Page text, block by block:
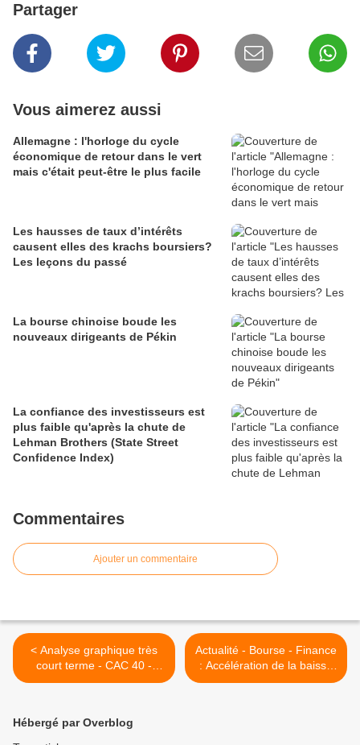
Partager
Vous aimerez aussi
Allemagne : l'horloge du cycle
économique de retour dans le vert
mais c'était peut-être le plus facile
Les hausses de taux d’intérêts
causent elles des krachs boursiers?
Les leçons du passé
La bourse chinoise boude les
nouveaux dirigeants de Pékin
La confiance des investisseurs est
plus faible qu'après la chute de
Lehman Brothers (State Street
Confidence Index)
Commentaires
Ajouter un commentaire
< Analyse graphique très
court terme - CAC 40 -
12.3.07 :
Actualité - Bourse - Finance
: Accélération de la baisse
en fin de séance >
Hébergé par Overblog